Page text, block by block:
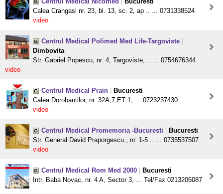
Calea Crangasi nr. 23, bl. 13, sc. 2, ap .. ... 0731338524
video
Centrul Medical Polimed Med Life-Targoviste
Dimbovita
Str. Gabriel Popescu, nr. 4, Targoviste, .. ... 0754676344
video
Centrul Medical Prain
Bucuresti
Calea Dorobantilor, nr. 32A,7,ET 1, ... 0723237430
video
Centrul Medical Promemoria -Bucuresti
Bucuresti
Str. General David Praporgescu , nr. 1-5 .. ... 0735537507
video
Centrul Medical Rom Med 2000
Bucuresti
Intr. Baba Novac, nr. 4 A, Sector 3, ... Tel/Fax 0213206087